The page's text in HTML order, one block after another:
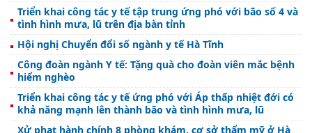
Triển khai công tác y tế tập trung ứng phó với bão số 4 và
tình hình mưa, lũ trên địa bàn tỉnh
Hội nghị Chuyển đổi số ngành y tế Hà Tĩnh
Công đoàn ngành Y tế: Tặng quà cho đoàn viên mắc bệnh
hiểm nghèo
Triển khai công tác y tế ứng phó với Áp thấp nhiệt đới có
khả năng mạnh lên thành bão và tình hình mưa, lũ
Xử phạt hành chính 8 phòng khám, cơ sở thẩm mỹ ở Hà